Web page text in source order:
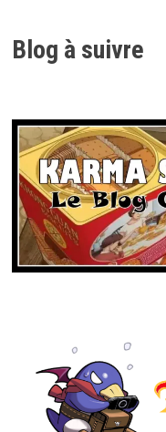
Blog à suivre